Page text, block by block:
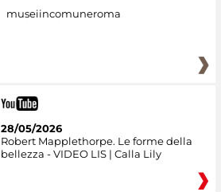
museiincomuneroma
28/05/2026
Robert Mapplethorpe. Le forme della
bellezza - VIDEO LIS | Calla Lily